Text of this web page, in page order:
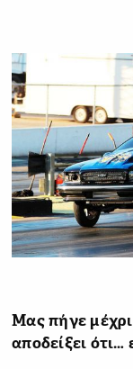
Μας πήγε
αποδείξει ότι…